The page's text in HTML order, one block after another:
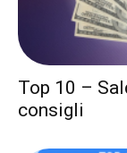
Top 10 –
consigli